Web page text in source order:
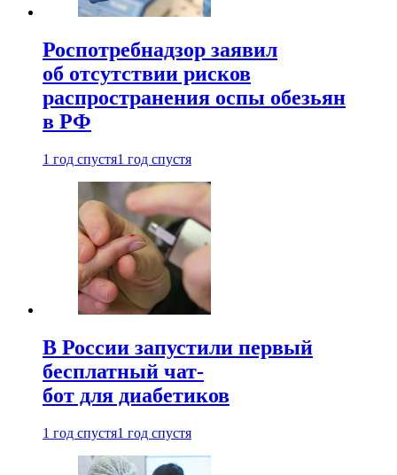
Роспотребнадзор заявил
об отсутствии рисков
распространения оспы обезьян
в РФ
1 год спустя1 год спустя
В России запустили первый
бесплатный чат-
бот для диабетиков
1 год спустя1 год спустя